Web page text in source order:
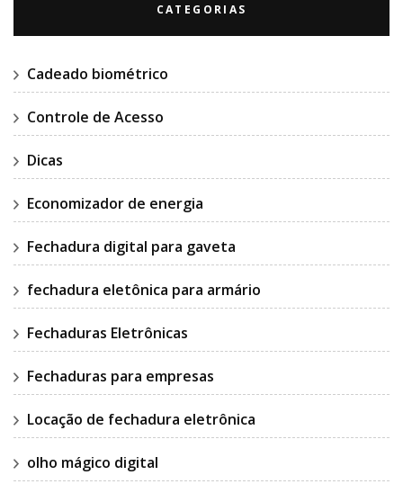
CATEGORIAS
Cadeado biométrico
Controle de Acesso
Dicas
Economizador de energia
Fechadura digital para gaveta
fechadura eletônica para armário
Fechaduras Eletrônicas
Fechaduras para empresas
Locação de fechadura eletrônica
olho mágico digital